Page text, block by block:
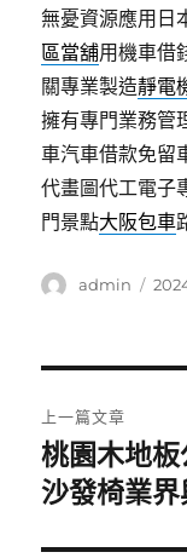
無憂資源應用日
區當舖用機車借
關專業製造靜電
擁有專門業務管
車汽車借款免留
代畫圖代工電子
門景點大阪包車
作
admin
發
章
導
覽
上一篇文章
上
一
桃園木地
沙發椅業